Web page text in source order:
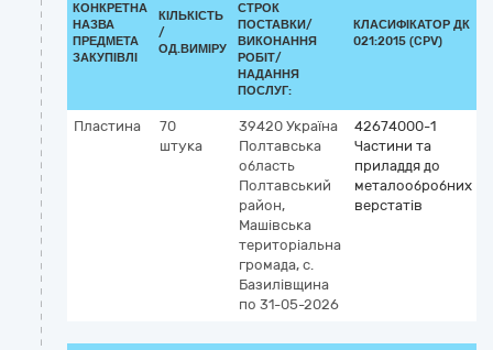
КОНКРЕТНА
НАЗВА
ПРЕДМЕТА
ЗАКУПІВЛІ
КІЛЬКІСТЬ
/
ОД.ВИМІРУ
СТРОК
ПОСТАВКИ/
ВИКОНАННЯ
РОБІТ/
НАДАННЯ
ПОСЛУГ:
КЛАСИФІКАТОР ДК
021:2015 (CPV)
Пластина
70
штука
39420 Україна
Полтавська
область
Полтавський
район,
Машівська
територіальна
громада, с.
Базилівщина
по 31-05-2026
42674000-1
Частини та
приладдя до
металообробних
верстатів